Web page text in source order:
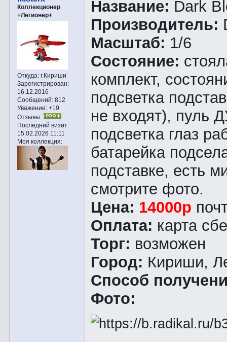
Коллекционер
+Легионер+
Откуда:г.Кириши
Зарегистрирован:
16.12.2016
Сообщений:812
Уважение: +19
Отзывы:
Последний визит:
15.02.2026 11:11
Моя коллекция:
Название: Dark
Производитель:
Масштаб: 1/6
Состояние:
комплект,
подсветка
не входят), пуль
подсветка глаз
батарейка
подставке, есть
смотрите фото.
Цена: 14000р
Оплата: карта
Торг: возможен
Город: Кириши,
Способ
Фото: